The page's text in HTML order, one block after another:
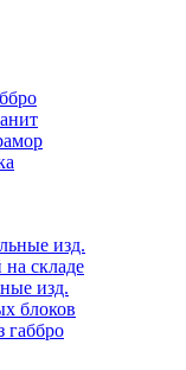
изд.
складе
изд.
блоков
габбро